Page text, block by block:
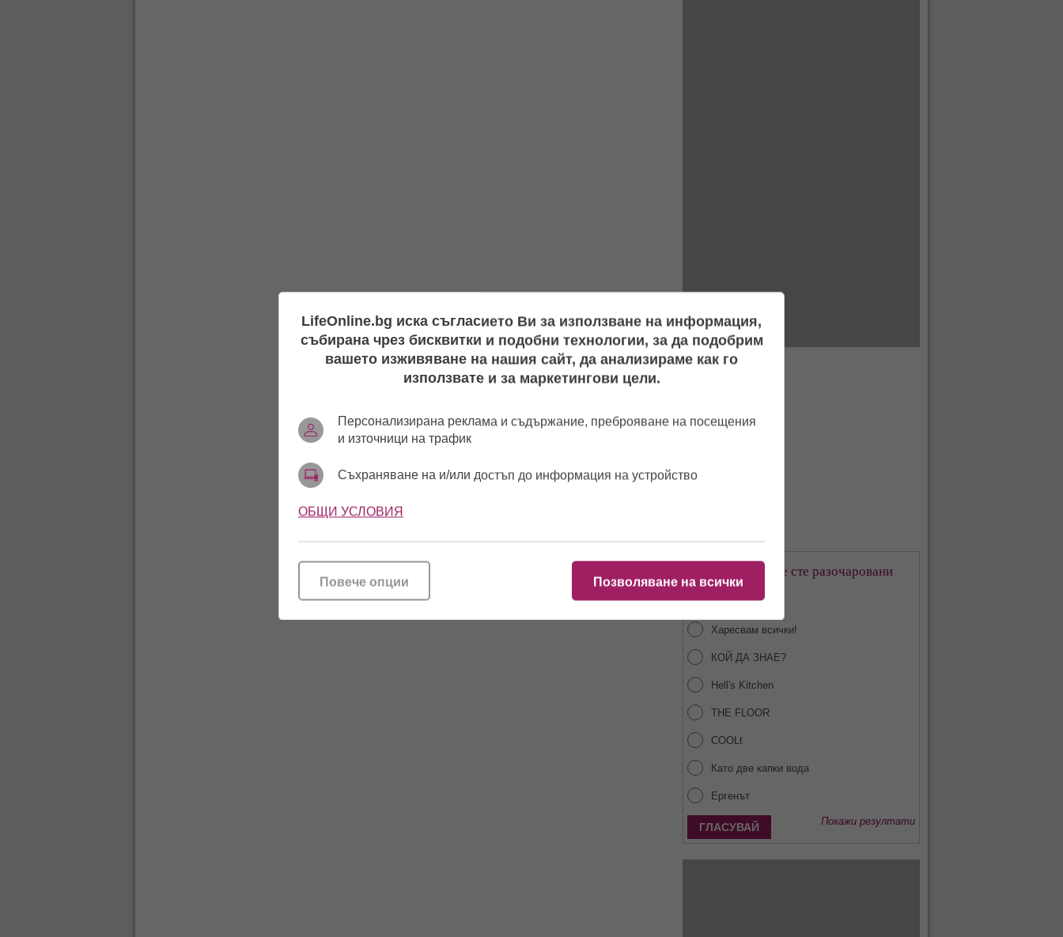
От кое предаване сте разочаровани
най-много?
Харесвам всички!
КОЙ ДА ЗНАЕ?
Hell's Kitchen
THE FLOOR
COOLt
Като две капки вода
Ергенът
Покажи резултати
LifeOnline.bg иска съгласието Ви за използване на информация,
събирана чрез бисквитки и подобни технологии, за да подобрим
вашето изживяване на нашия сайт, да анализираме как го
използвате и за маркетингови цели.
Персонализирана реклама и съдържание, преброяване на посещения
и източници на трафик
Съхраняване на и/или достъп до информация на устройство
ОБЩИ УСЛОВИЯ
Позволяване на всички
Повече опции